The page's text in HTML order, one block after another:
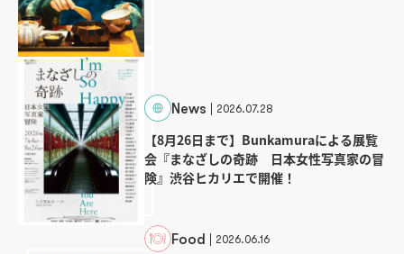
News 2026.07.28
【8月26日まで】Bunkamuraによる展覧
会『まなざしの奇跡 日本女性写真家の冒
険』渋谷ヒカリエで開催！
Food 2026.06.16